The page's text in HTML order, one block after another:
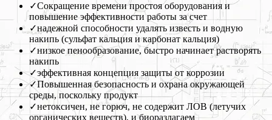
✓Сокращение времени простоя оборудования и
повышение эффективности работы за счет
✓надежной способности удалять известь и водную
накипь (сульфат кальция и карбонат кальция)
✓низкое пенообразование, быстро начинает растворять
накипь
✓эффективная концепция защиты от коррозии
✓Повышенная безопасность и охрана окружающей
среды, поскольку продукт
✓нетоксичен, не горюч, не содержит ЛОВ (летучих
органических веществ), и биоразлагаем